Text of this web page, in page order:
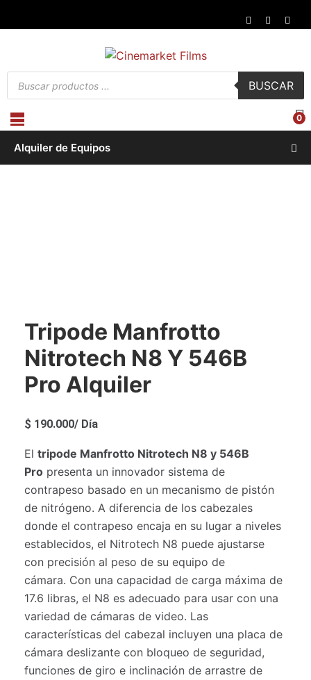
de
productos
BUSCAR
0
Alquiler de Equipos
Tripode Manfrotto
Nitrotech N8 Y 546B
Pro Alquiler
$ 190.000/ Día
El tripode Manfrotto Nitrotech N8 y 546B
Pro presenta un innovador sistema de
contrapeso basado en un mecanismo de pistón
de nitrógeno. A diferencia de los cabezales
donde el contrapeso encaja en su lugar a niveles
establecidos, el Nitrotech N8 puede ajustarse
con precisión al peso de su equipo de
cámara. Con una capacidad de carga máxima de
17.6 libras, el N8 es adecuado para usar con una
variedad de cámaras de video. Las
características del cabezal incluyen una placa de
cámara deslizante con bloqueo de seguridad,
funciones de giro e inclinación de arrastre de